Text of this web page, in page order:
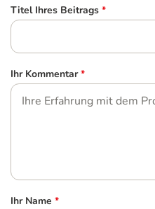
Titel Ihres Beitrags *
Ihr Kommentar *
Ihr Name *